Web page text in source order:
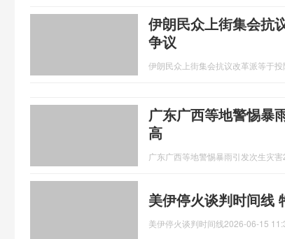
伊朗民众上街集会抗
争议
伊朗民众上街集会抗议改革派等于投
广东广西等地警惕暴
高
广东广西等地警惕暴雨引发次生灾害
美伊停火谈判时间线
美伊停火谈判时间线2026-06-15